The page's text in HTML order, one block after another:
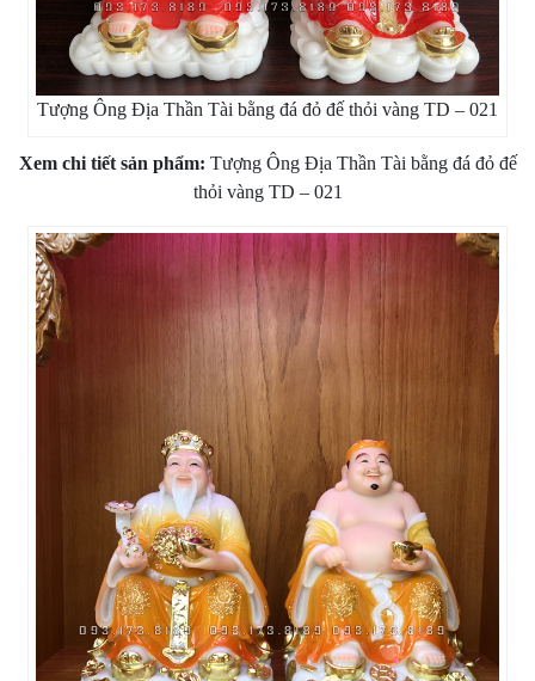
Tượng Ông Địa Thần Tài bằng đá đỏ đế thỏi vàng TD – 021
Xem chi tiết sản phẩm: Tượng Ông Địa Thần Tài bằng đá đỏ đế
thỏi vàng TD – 021